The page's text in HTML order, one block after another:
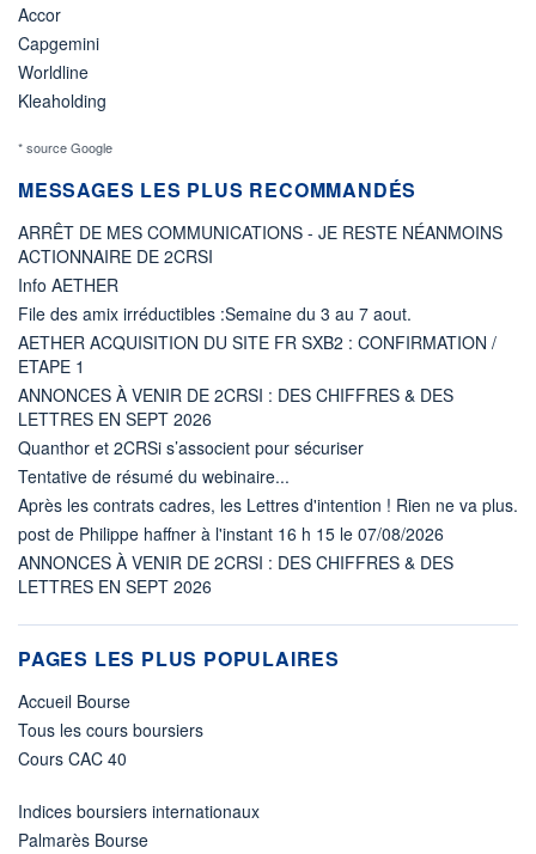
Accor
Capgemini
Worldline
Kleaholding
* source Google
MESSAGES LES PLUS RECOMMANDÉS
ARRÊT DE MES COMMUNICATIONS - JE RESTE NÉANMOINS
ACTIONNAIRE DE 2CRSI
Info AETHER
File des amix irréductibles :Semaine du 3 au 7 aout.
AETHER ACQUISITION DU SITE FR SXB2 : CONFIRMATION /
ETAPE 1
ANNONCES À VENIR DE 2CRSI : DES CHIFFRES & DES
LETTRES EN SEPT 2026
Quanthor et 2CRSi s’associent pour sécuriser
Tentative de résumé du webinaire...
Après les contrats cadres, les Lettres d'intention ! Rien ne va plus.
post de Philippe haffner à l'instant 16 h 15 le 07/08/2026
ANNONCES À VENIR DE 2CRSI : DES CHIFFRES & DES
LETTRES EN SEPT 2026
PAGES LES PLUS POPULAIRES
Accueil Bourse
Tous les cours boursiers
Cours CAC 40
Indices boursiers internationaux
Palmarès Bourse